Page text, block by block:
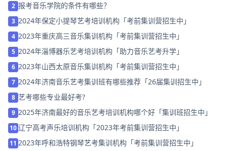
2 报考音乐学院的条件有哪些？
3 2024年保定小提琴艺考培训机构「考前集训营招生中」
4 2023年重庆高三音乐集训机构「考前集训营招生中」
5 2024年淄博器乐艺考培训机构「助力音乐艺考升学」
6 2023年山西太原音乐集训机构「考前集训营招生中」
7 2024年济南音乐艺考集训班有哪些推荐「26届集训招生中」
8 艺考哪些专业最好考?
9 2025年济南最好的音乐艺考培训机构哪个好「集训班招生中」
10辽宁高考声乐培训机构「2023年考前集训营招生中」
11 2023年呼和浩特钢琴艺考集训机构「考前集训营招生中」